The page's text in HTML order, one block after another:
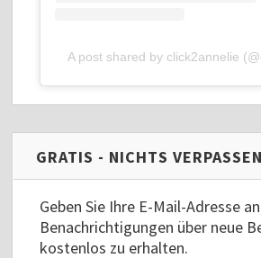
A post shared by click2annelie
GRATIS - NICHTS
Geben Sie Ihre E-Mail-Adresse
Benachrichtigungen über neue
kostenlos zu erhalten.